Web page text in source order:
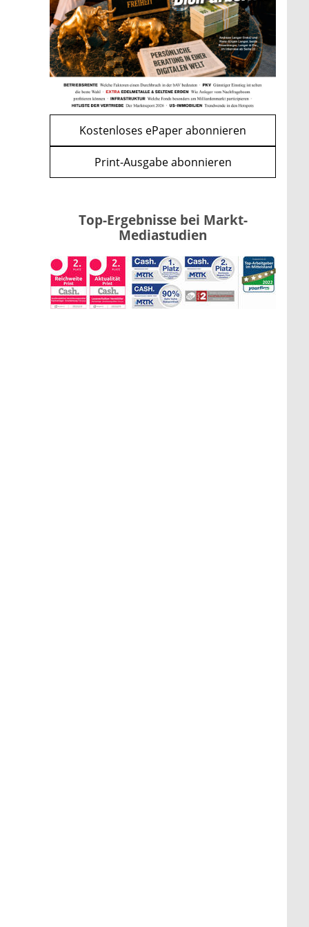
WEITERE ARTIKEL
zurückweiter
Bitcoin im Wartemodus: Fed
und CLARITY Act geben die
Richtung vor
mehr
Kostenloses ePaper abonnieren
Print-Ausgabe abonnieren
Top-Ergebnisse bei Markt-
Mediastudien